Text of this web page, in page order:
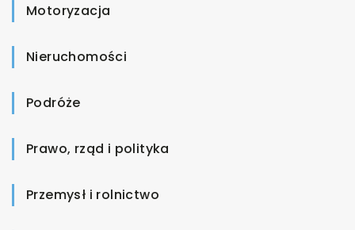
Motoryzacja
Nieruchomości
Podróże
Prawo, rząd i polityka
Przemysł i rolnictwo